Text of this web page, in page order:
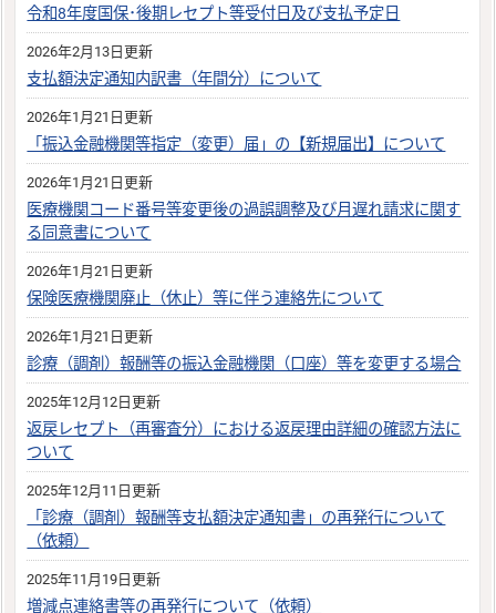
令和8年度国保･後期レセプト等受付日及び支払予定日
2026年2月13日更新
支払額決定通知内訳書（年間分）について
2026年1月21日更新
「振込金融機関等指定（変更）届」の【新規届出】について
2026年1月21日更新
医療機関コード番号等変更後の過誤調整及び月遅れ請求に関す
る同意書について
2026年1月21日更新
保険医療機関廃止（休止）等に伴う連絡先について
2026年1月21日更新
診療（調剤）報酬等の振込金融機関（口座）等を変更する場合
2025年12月12日更新
返戻レセプト（再審査分）における返戻理由詳細の確認方法に
ついて
2025年12月11日更新
「診療（調剤）報酬等支払額決定通知書」の再発行について
（依頼）
2025年11月19日更新
増減点連絡書等の再発行について（依頼）